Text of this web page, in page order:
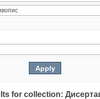
for collection: